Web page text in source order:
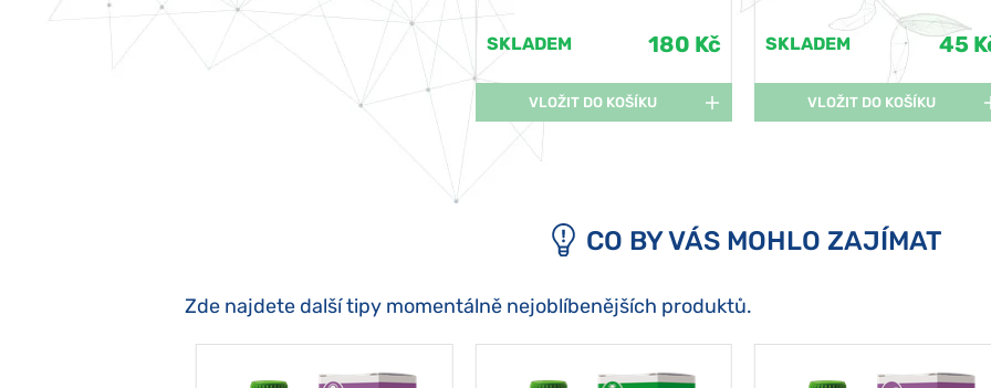
SKLADEM 180 Kč
VLOŽIT DO KOŠÍKU
SKLADEM 45
VLOŽIT DO KOŠÍKU
CO BY VÁS MOHLO ZAJÍMAT
Zde najdete další tipy momentálně nejoblíbenějších produktů.